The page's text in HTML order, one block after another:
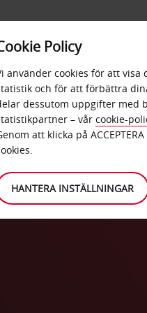
ERBJUDANDEN
Policy
använder cookies för att
och för att förbättra
dessutom uppgifter med
– vår cookie-
att klicka på
HANTERA INSTÄLLNINGAR